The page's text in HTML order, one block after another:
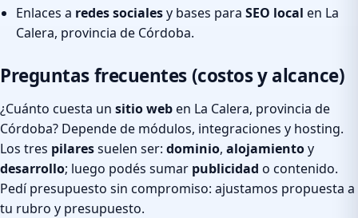
Enlaces a redes socialesy bases para SEO local en La
Calera, provincia de Córdoba.
Preguntas frecuentes (costos y alcance)
¿Cuánto cuesta un sitio weben La Calera, provincia de
Córdoba? Depende de módulos, integraciones y hosting.
Los tres pilaressuelen ser: dominio, alojamientoy
desarrollo; luego podés sumar publicidad o contenido.
Pedí presupuesto sin compromiso: ajustamos propuesta a
tu rubro y presupuesto.